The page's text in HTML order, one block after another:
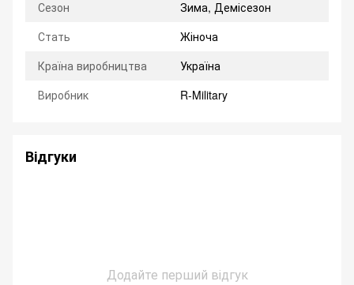
Сезон
Зима, Демісезон
Стать
Жіноча
Країна виробництва
Україна
Виробник
R-Military
Відгуки
Додайте перший відгук